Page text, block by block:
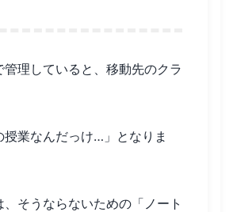
管理していると、移動先のクラ
授業なんだっけ…」となりま
そうならないための「ノート